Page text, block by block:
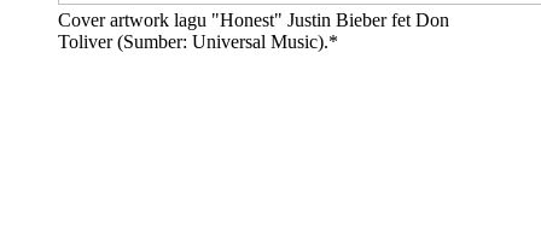
Cover artwork lagu "Honest" Justin Bieber fet Don
Toliver (Sumber: Universal Music).*